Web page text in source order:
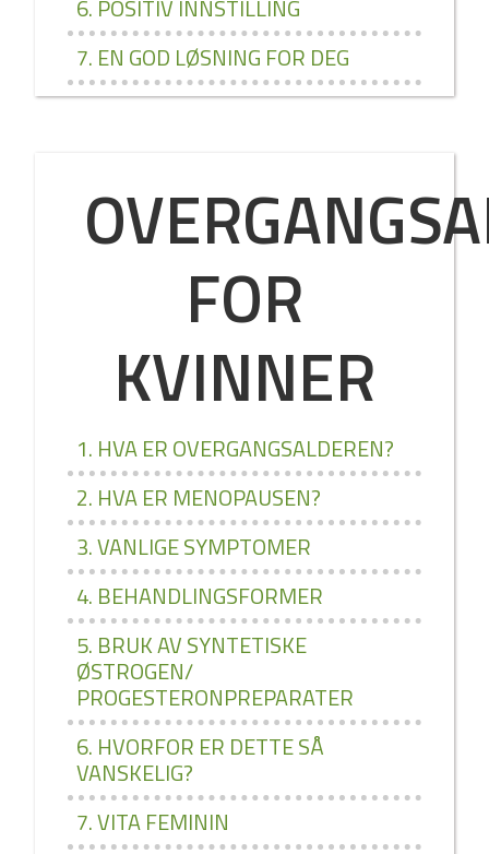
6. POSITIV INNSTILLING
7. EN GOD LØSNING FOR DEG
FOR
KVINNER
1. HVA ER OVERGANGSALDEREN?
2. HVA ER MENOPAUSEN?
3. VANLIGE SYMPTOMER
4. BEHANDLINGSFORMER
5. BRUK AV SYNTETISKE
ØSTROGEN/
PROGESTERONPREPARATER
6. HVORFOR ER DETTE SÅ
VANSKELIG?
7. VITA FEMININ